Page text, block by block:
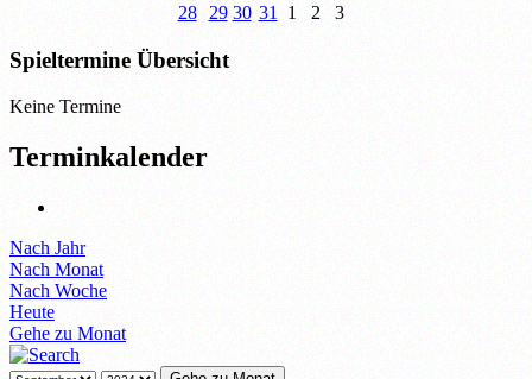
28
29 30 31 1 2 3
Spieltermine Übersicht
Keine Termine
Terminkalender
Nach Jahr
Nach Monat
Nach Woche
Heute
Gehe zu Monat